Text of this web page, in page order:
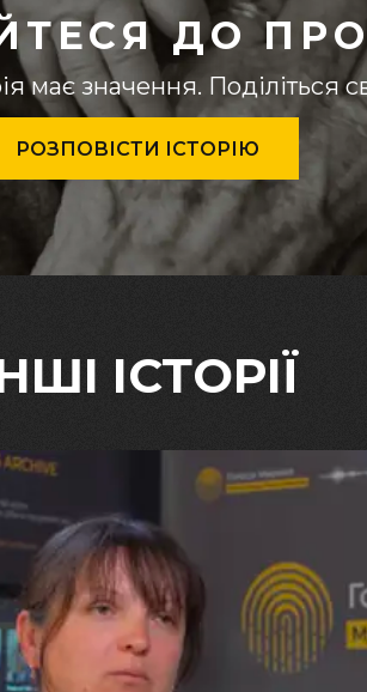
ДО
має значення. Поділіться
РОЗПОВІСТИ ІСТОРІЮ
ІСТОРІЇ